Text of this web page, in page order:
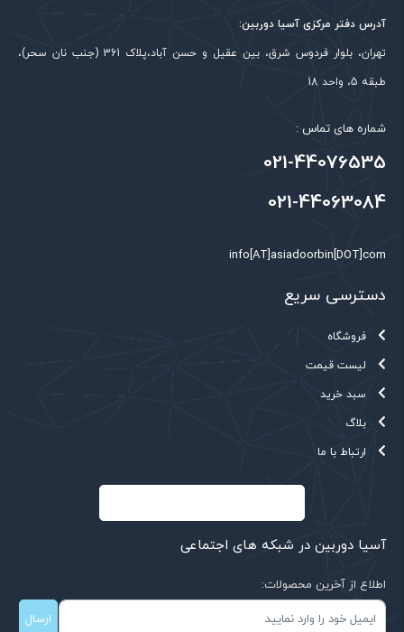
آدرس دفتر مرکزی آسیا دوربین:
تهران، بلوار فردوس شرق، بین عقیل و حسن آباد،پلاک 361 (جنب نان سحر)،
طبقه 5، واحد 18
شماره های تماس :
021-44076535
021-44063084
info[AT]asiadoorbin[DOT]com
دسترسی سریع
فروشگاه
لیست قیمت
سبد خرید
بلاگ
ارتباط با ما
آسیا دوربین در شبکه های اجتماعی
اطلاع از آخرین محصولات:
ارسال